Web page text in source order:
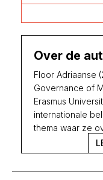
Over de
Floor Adriaanse
Governance of
Erasmus
internationale
thema waar ze